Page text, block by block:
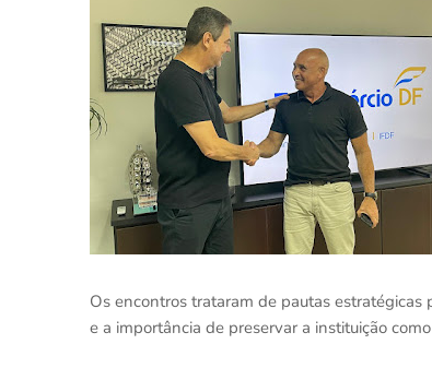
Os encontros trataram de pautas
e a importância de preservar a instituição